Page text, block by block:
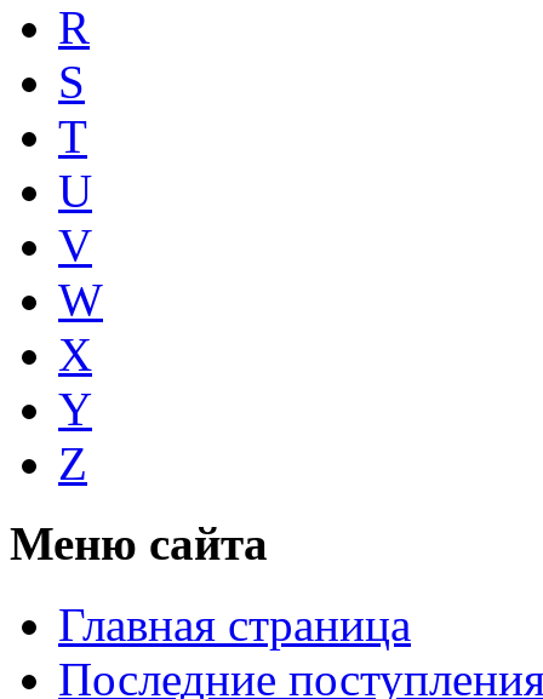
R
S
T
U
V
W
X
Y
Z
Меню сайта
Главная страница
Последние